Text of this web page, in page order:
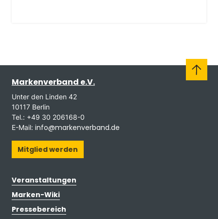
Markenverband e.V.
Unter den Linden 42
10117 Berlin
Tel.: +49 30 206168-0
E-Mail: info@markenverband.de
Mitglied werden
Veranstaltungen
Marken-Wiki
Pressebereich